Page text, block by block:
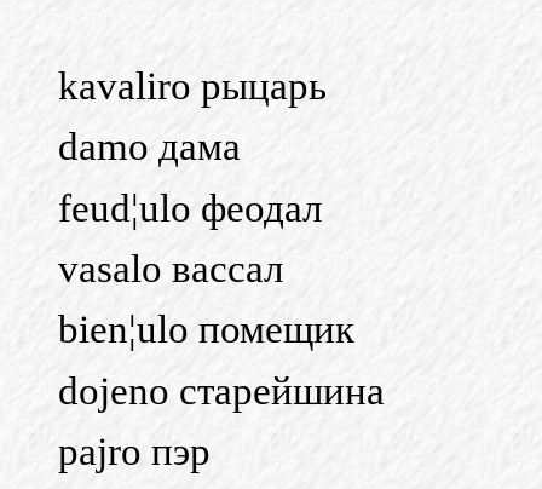
kavaliro рыцарь
damo дама
feud¦ulo феодал
vasalo вассал
bien¦ulo помещик
dojeno старейшина
pajro пэр